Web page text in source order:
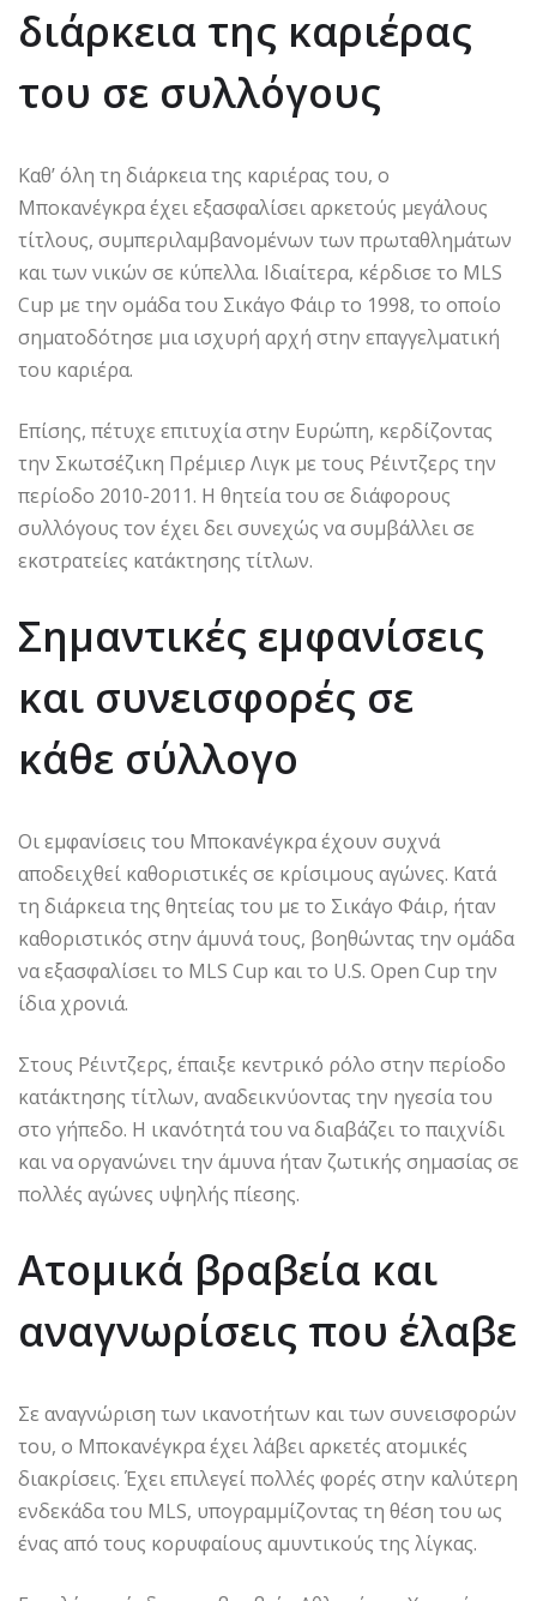
διάρκεια της καριέρας
του σε συλλόγους
Καθ’ όλη τη διάρκεια της καριέρας του, ο
Μποκανέγκρα έχει εξασφαλίσει αρκετούς μεγάλους
τίτλους, συμπεριλαμβανομένων των πρωταθλημάτων
και των νικών σε κύπελλα. Ιδιαίτερα, κέρδισε το MLS
Cup με την ομάδα του Σικάγο Φάιρ το 1998, το οποίο
σηματοδότησε μια ισχυρή αρχή στην επαγγελματική
του καριέρα.
Επίσης, πέτυχε επιτυχία στην Ευρώπη, κερδίζοντας
την Σκωτσέζικη Πρέμιερ Λιγκ με τους Ρέιντζερς την
περίοδο 2010-2011. Η θητεία του σε διάφορους
συλλόγους τον έχει δει συνεχώς να συμβάλλει σε
εκστρατείες κατάκτησης τίτλων.
Σημαντικές εμφανίσεις
και συνεισφορές σε
κάθε σύλλογο
Οι εμφανίσεις του Μποκανέγκρα έχουν συχνά
αποδειχθεί καθοριστικές σε κρίσιμους αγώνες. Κατά
τη διάρκεια της θητείας του με το Σικάγο Φάιρ, ήταν
καθοριστικός στην άμυνά τους, βοηθώντας την ομάδα
να εξασφαλίσει το MLS Cup και το U.S. Open Cup την
ίδια χρονιά.
Στους Ρέιντζερς, έπαιξε κεντρικό ρόλο στην περίοδο
κατάκτησης τίτλων, αναδεικνύοντας την ηγεσία του
στο γήπεδο. Η ικανότητά του να διαβάζει το παιχνίδι
και να οργανώνει την άμυνα ήταν ζωτικής σημασίας σε
πολλές αγώνες υψηλής πίεσης.
Ατομικά βραβεία και
αναγνωρίσεις που έλαβε
Σε αναγνώριση των ικανοτήτων και των συνεισφορών
του, ο Μποκανέγκρα έχει λάβει αρκετές ατομικές
διακρίσεις. Έχει επιλεγεί πολλές φορές στην καλύτερη
ενδεκάδα του MLS, υπογραμμίζοντας τη θέση του ως
ένας από τους κορυφαίους αμυντικούς της λίγκας.